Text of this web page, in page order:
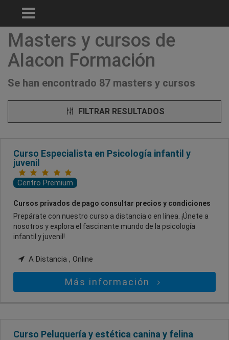
Masters y cursos de
Alacon Formación
Se han encontrado 87 masters y cursos
FILTRAR RESULTADOS
Curso Especialista en Psicología infantil y
juvenil
Centro Premium
Cursos privados de pago consultar precios y condiciones
Prepárate con nuestro curso a distancia o en línea. ¡Únete a
nosotros y explora el fascinante mundo de la psicología
infantil y juvenil!
A Distancia , Online
Más información
Curso Peluquería y estética canina y felina